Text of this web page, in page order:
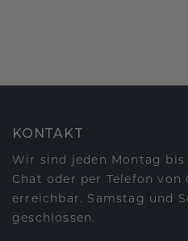
KONTAKT
Wir sind jeden Montag
Chat oder per Telefon von
erreichbar. Samstag und
geschlossen.